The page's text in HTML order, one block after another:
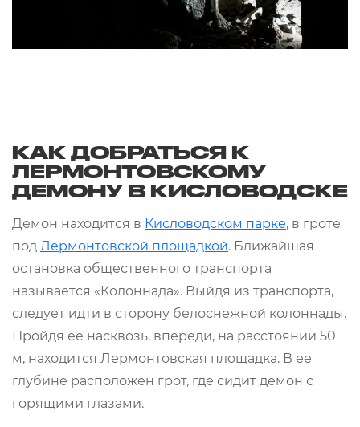
КАК ДОБРАТЬСЯ К
ЛЕРМОНТОВСКОМУ
ДЕМОНУ В КИСЛОВОДСКЕ
Демон находится в Кисловодском парке, в гроте
под Лермонтовской площадкой. Ближайшая
остановка общественного транспорта
называется «Колоннада». Выйдя из транспорта,
следует идти в сторону белоснежной колоннады.
Пройдя ее насквозь, впереди, на расстоянии 50
м, находится Лермонтовская площадка. В ее
глубине расположен грот, где сидит демон с
горящими глазами.